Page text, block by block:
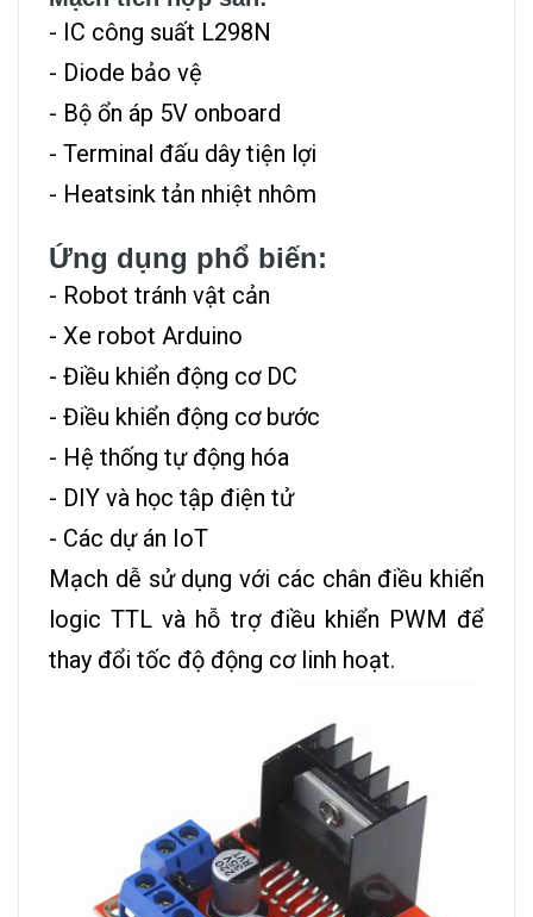
- IC công suất L298N
- Diode bảo vệ
- Bộ ổn áp 5V onboard
- Terminal đấu dây tiện lợi
- Heatsink tản nhiệt nhôm
Ứng dụng phổ biến:
- Robot tránh vật cản
- Xe robot Arduino
- Điều khiển động cơ DC
- Điều khiển động cơ bước
- Hệ thống tự động hóa
- DIY và học tập điện tử
- Các dự án IoT
Mạch dễ sử dụng với các chân điều khiển
logic TTL và hỗ trợ điều khiển PWM để
thay đổi tốc độ động cơ linh hoạt.